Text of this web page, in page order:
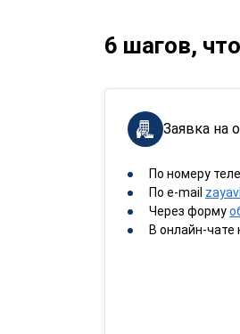
6 шагов,
Заявка на
По номеру
По e-mail
Через форму
В онлайн-чате